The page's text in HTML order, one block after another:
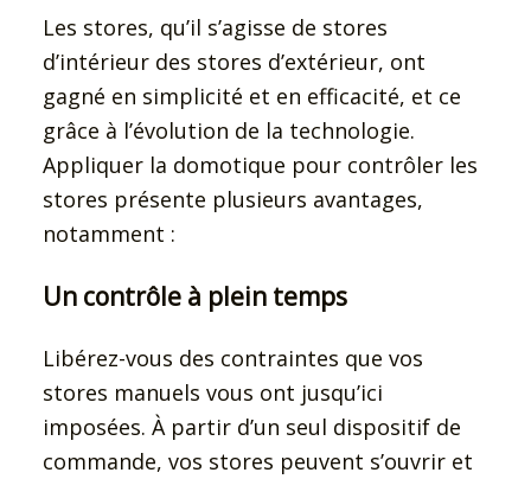
Les stores, qu’il s’agisse de stores
d’intérieur des stores d’extérieur, ont
gagné en simplicité et en efficacité, et ce
grâce à l’évolution de la technologie.
Appliquer la domotique pour contrôler les
stores présente plusieurs avantages,
notamment :
Un contrôle à plein temps
Libérez-vous des contraintes que vos
stores manuels vous ont jusqu’ici
imposées. À partir d’un seul dispositif de
commande, vos stores peuvent s’ouvrir et